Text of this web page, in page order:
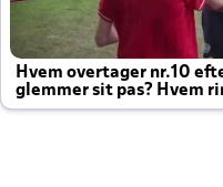
Hvem overtager nr.10
glemmer sit pas? Hvem
altid til efter kampe?